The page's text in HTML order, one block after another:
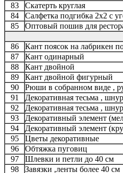
83
Скатерть круглая
84
Салфетка подгибка 2х2 с
85
Оптовый пошив для
86
Кант поясок на лабрикен
87
Кант одинарный
88
Кант двойной
89
Кант двойной фигурный
90
Рюши в собранном виде ,
91
Декоративная тесьма ,
92
Декоративная тесьма ,
93
Декоративный элемент
94
Декоративный элемент
95
Цветы декоративные
96
Обтяжка пуговиц
97
Шлевки и петли до 40 см
98
Завязки ,ленты более 40 см